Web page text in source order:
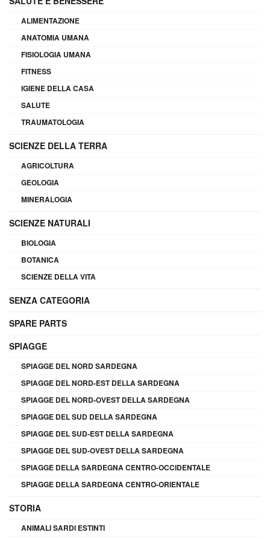
ALIMENTAZIONE
ANATOMIA UMANA
FISIOLOGIA UMANA
FITNESS
IGIENE DELLA CASA
SALUTE
TRAUMATOLOGIA
SCIENZE DELLA TERRA
AGRICOLTURA
GEOLOGIA
MINERALOGIA
SCIENZE NATURALI
BIOLOGIA
BOTANICA
SCIENZE DELLA VITA
SENZA CATEGORIA
SPARE PARTS
SPIAGGE
SPIAGGE DEL NORD SARDEGNA
SPIAGGE DEL NORD-EST DELLA SARDEGNA
SPIAGGE DEL NORD-OVEST DELLA SARDEGNA
SPIAGGE DEL SUD DELLA SARDEGNA
SPIAGGE DEL SUD-EST DELLA SARDEGNA
SPIAGGE DEL SUD-OVEST DELLA SARDEGNA
SPIAGGE DELLA SARDEGNA CENTRO-OCCIDENTALE
SPIAGGE DELLA SARDEGNA CENTRO-ORIENTALE
STORIA
ANIMALI SARDI ESTINTI